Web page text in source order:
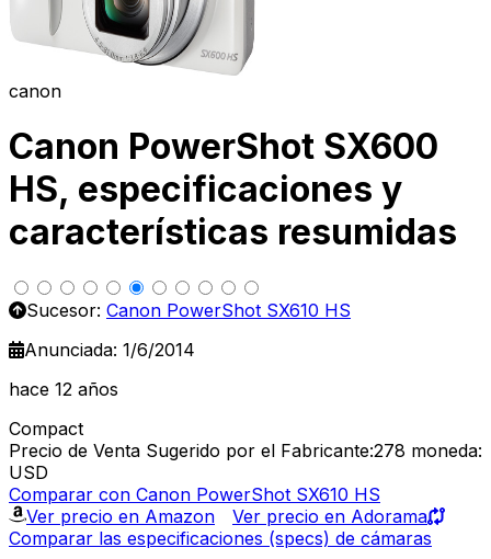
canon
Canon PowerShot SX600
HS, especificaciones y
características resumidas
Sucesor: Canon PowerShot SX610 HS
Anunciada: 1/6/2014
hace 12 años
Compact
Precio de Venta Sugerido por el Fabricante:278 moneda:
USD
Comparar con Canon PowerShot SX610 HS
Ver precio en Amazon
Ver precio en Adorama
Comparar las especificaciones (specs) de cámaras